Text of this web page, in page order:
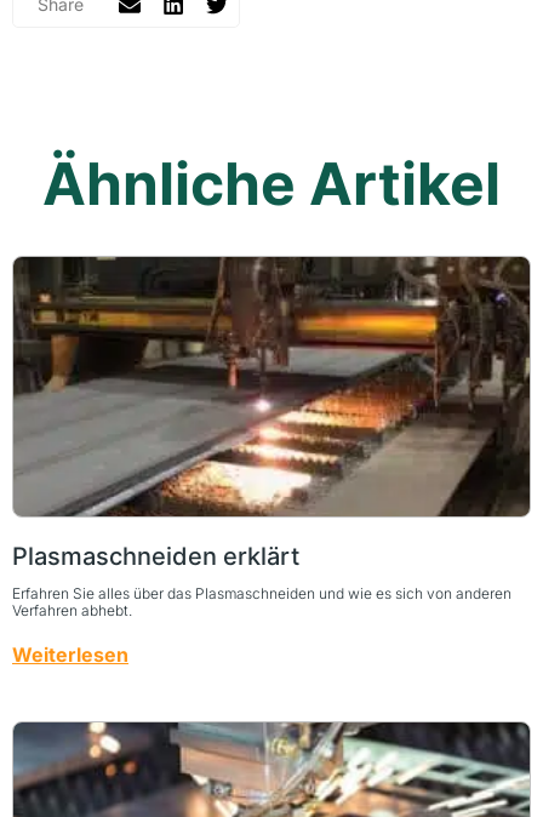
Ähnliche Artikel
Plasmaschneiden erklärt
Erfahren Sie alles über das Plasmaschneiden und wie es sich von anderen
Verfahren abhebt.
Weiterlesen